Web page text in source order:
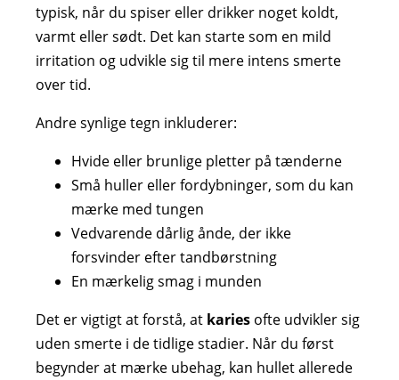
typisk, når du spiser eller drikker noget koldt,
varmt eller sødt. Det kan starte som en mild
irritation og udvikle sig til mere intens smerte
over tid.
Andre synlige tegn inkluderer:
Hvide eller brunlige pletter på tænderne
Små huller eller fordybninger, som du kan
mærke med tungen
Vedvarende dårlig ånde, der ikke
forsvinder efter tandbørstning
En mærkelig smag i munden
Det er vigtigt at forstå, at karies ofte udvikler sig
uden smerte i de tidlige stadier. Når du først
begynder at mærke ubehag, kan hullet allerede